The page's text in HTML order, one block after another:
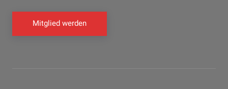
Mitglied werden